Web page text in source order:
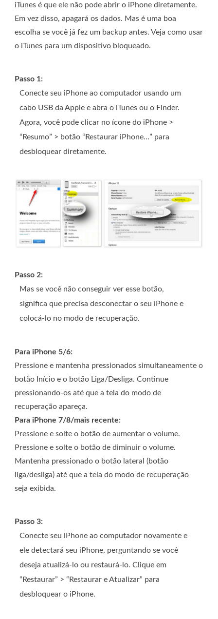
iTunes é que ele não pode abrir o iPhone diretamente.
Em vez disso, apagará os dados. Mas é uma boa
escolha se você já fez um backup antes. Veja como usar
o iTunes para um dispositivo bloqueado.
Passo 1:
Conecte seu iPhone ao computador usando um
cabo USB da Apple e abra o iTunes ou o Finder.
Agora, você pode clicar no ícone do iPhone >
“Resumo” > botão “Restaurar iPhone…” para
desbloquear diretamente.
Passo 2:
Mas se você não conseguir ver esse botão,
significa que precisa desconectar o seu iPhone e
colocá-lo no modo de recuperação.
Para iPhone 5/6:
Pressione e mantenha pressionados simultaneamente o
botão Início e o botão Liga/Desliga. Continue
pressionando-os até que a tela do modo de
recuperação apareça.
Para iPhone 7/8/mais recente:
Pressione e solte o botão de aumentar o volume.
Pressione e solte o botão de diminuir o volume.
Mantenha pressionado o botão lateral (botão
liga/desliga) até que a tela do modo de recuperação
seja exibida.
Passo 3:
Conecte seu iPhone ao computador novamente e
ele detectará seu iPhone, perguntando se você
deseja atualizá-lo ou restaurá-lo. Clique em
“Restaurar” > “Restaurar e Atualizar” para
desbloquear o iPhone.